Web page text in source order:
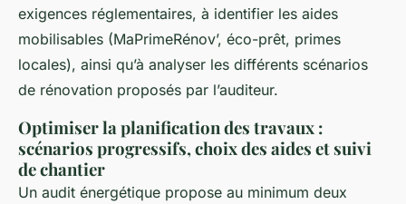
exigences réglementaires, à identifier les aides
mobilisables (MaPrimeRénov’, éco-prêt, primes
locales), ainsi qu’à analyser les différents scénarios
de rénovation proposés par l’auditeur.
Optimiser la planification des travaux :
scénarios progressifs, choix des aides et suivi
de chantier
Un audit énergétique propose au minimum deux